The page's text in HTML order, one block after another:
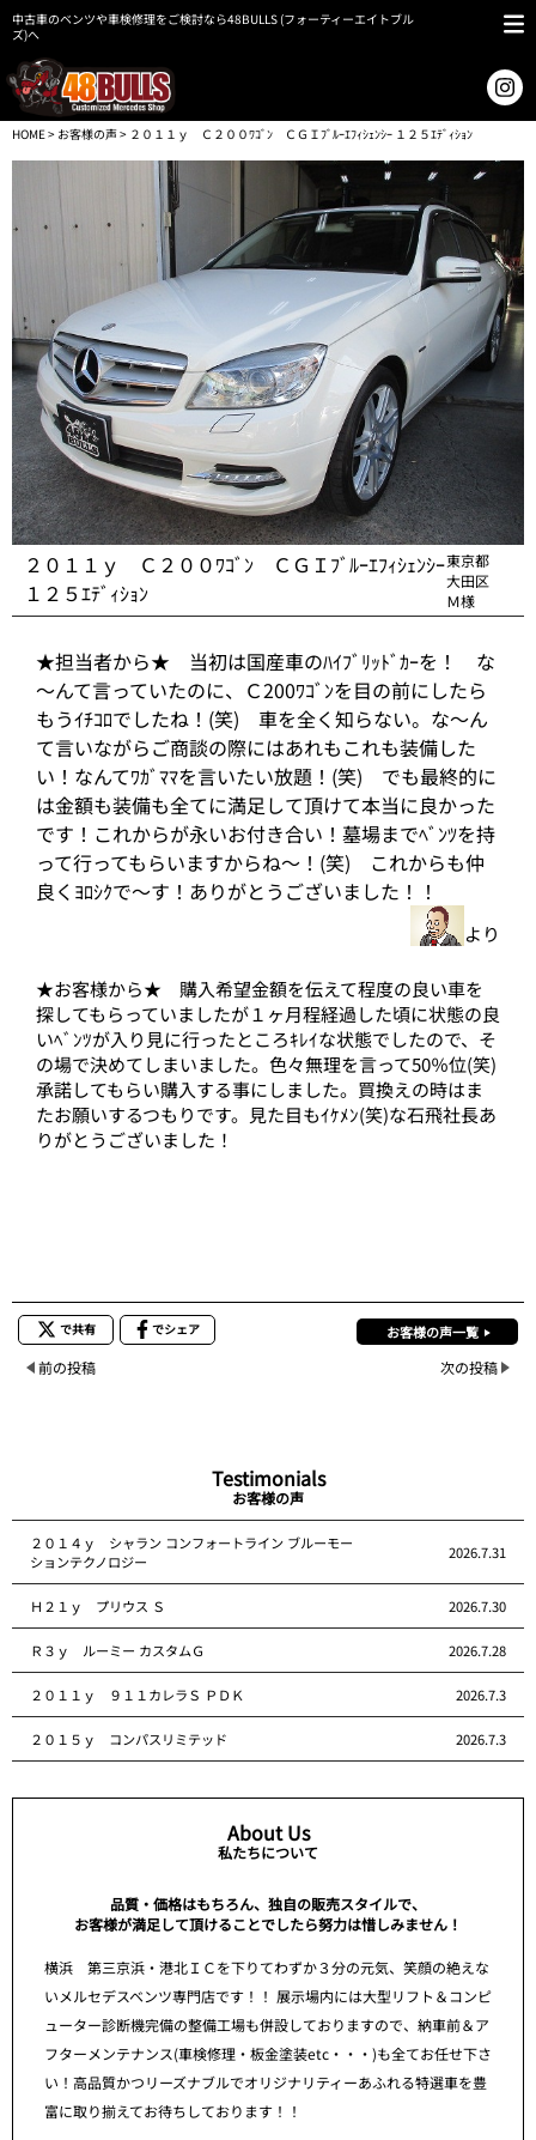
中古車のベンツや車検修理をご検討なら48BULLS (フォーティーエイトブル
ズ)へ
HOME> お客様の声> ２０１１ｙ Ｃ２００ﾜｺﾞﾝ ＣＧＩﾌﾞﾙｰｴﾌｨｼｪﾝｼｰ １２５ｴﾃﾞｨｼｮﾝ
２０１１ｙ Ｃ２００ﾜｺﾞﾝ ＣＧＩﾌﾞﾙｰｴﾌｨｼｪﾝｼｰ
１２５ｴﾃﾞｨｼｮﾝ
東京都
大田区
Ｍ様
★担当者から★ 当初は国産車のﾊｲﾌﾞﾘｯﾄﾞｶｰを！ な
～んて言っていたのに、Ｃ200ﾜｺﾞﾝを目の前にしたら
もうｲﾁｺﾛでしたね！(笑) 車を全く知らない。な～ん
て言いながらご商談の際にはあれもこれも装備した
い！なんてﾜｶﾞﾏﾏを言いたい放題！(笑) でも最終的に
は金額も装備も全てに満足して頂けて本当に良かった
です！これからが永いお付き合い！墓場までﾍﾞﾝﾂを持
って行ってもらいますからね～！(笑) これからも仲
良くﾖﾛｼｸで～す！ありがとうございました！！
より
★お客様から★ 購入希望金額を伝えて程度の良い車を
探してもらっていましたが１ヶ月程経過した頃に状態の良
いﾍﾞﾝﾂが入り見に行ったところｷﾚｲな状態でしたので、そ
の場で決めてしまいました。色々無理を言って50％位(笑)
承諾してもらい購入する事にしました。買換えの時はま
たお願いするつもりです。見た目もｲｹﾒﾝ(笑)な石飛社長あ
りがとうございました！
で共有 でシェア お客様の声一覧
前の投稿 次の投稿
Testimonials
お客様の声
２０１４ｙ シャラン コンフォートライン ブルーモー
ションテクノロジー
2026.7.31
Ｈ２１ｙ プリウス Ｓ 2026.7.30
Ｒ３ｙ ルーミー カスタムＧ 2026.7.28
２０１１ｙ ９１１カレラＳ ＰＤＫ 2026.7.3
２０１５ｙ コンパスリミテッド 2026.7.3
About Us
私たちについて
品質・価格はもちろん、独自の販売スタイルで、
お客様が満足して頂けることでしたら努力は惜しみません！
横浜 第三京浜・港北ＩＣを下りてわずか３分の元気、笑顔の絶えな
いメルセデスベンツ専門店です！！ 展示場内には大型リフト＆コンピ
ューター診断機完備の整備工場も併設しておりますので、納車前＆ア
フターメンテナンス(車検修理・板金塗装etc・・・)も全てお任せ下さ
い！高品質かつリーズナブルでオリジナリティーあふれる特選車を豊
富に取り揃えてお待ちしております！！